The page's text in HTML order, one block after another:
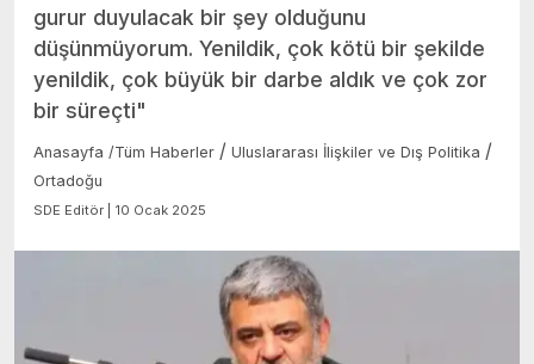
gurur duyulacak bir şey olduğunu
düşünmüyorum. Yenildik, çok kötü bir şekilde
yenildik, çok büyük bir darbe aldık ve çok zor
bir süreçti"
Anasayfa /Tüm Haberler / Uluslararası İlişkiler ve Dış Politika /
Ortadoğu
SDE Editör | 10 Ocak 2025